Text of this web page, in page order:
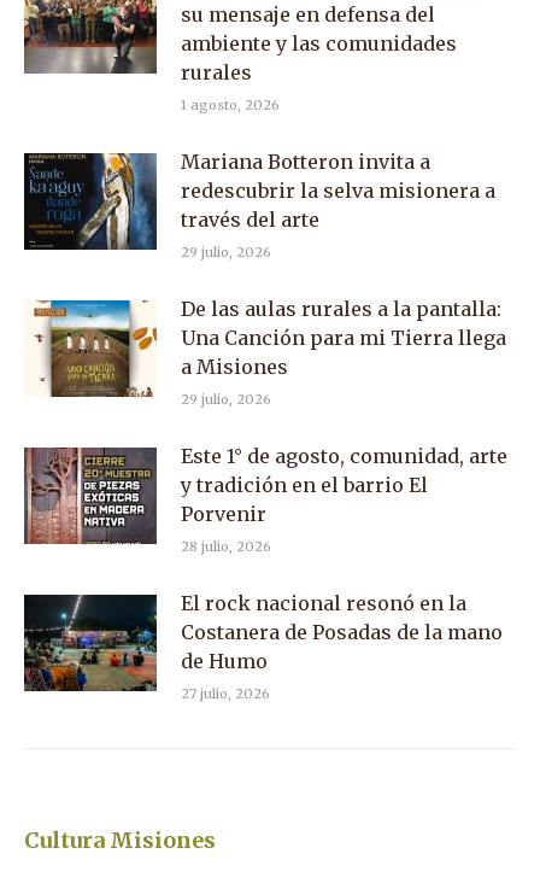
su mensaje en defensa del
ambiente y las comunidades
rurales
1 agosto, 2026
Mariana Botteron invita a
redescubrir la selva misionera a
través del arte
29 julio, 2026
De las aulas rurales a la pantalla:
Una Canción para mi Tierra llega
a Misiones
29 julio, 2026
Este 1° de agosto, comunidad, arte
y tradición en el barrio El
Porvenir
28 julio, 2026
El rock nacional resonó en la
Costanera de Posadas de la mano
de Humo
27 julio, 2026
Cultura Misiones